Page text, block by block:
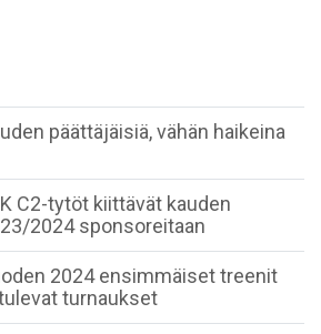
päättäjäisiä, vähän haikeina
C2-tytöt kiittävät kauden
2024 sponsoreitaan
2024 ensimmäiset treenit
turnaukset